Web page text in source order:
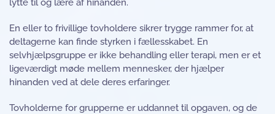
lytte til og lære af hinanden.
En eller to frivillige tovholdere sikrer trygge rammer for, at
deltagerne kan finde styrken i fællesskabet. En
selvhjælpsgruppe er ikke behandling eller terapi, men er et
ligeværdigt møde mellem mennesker, der hjælper
hinanden ved at dele deres erfaringer.
Tovholderne for grupperne er uddannet til opgaven, og de